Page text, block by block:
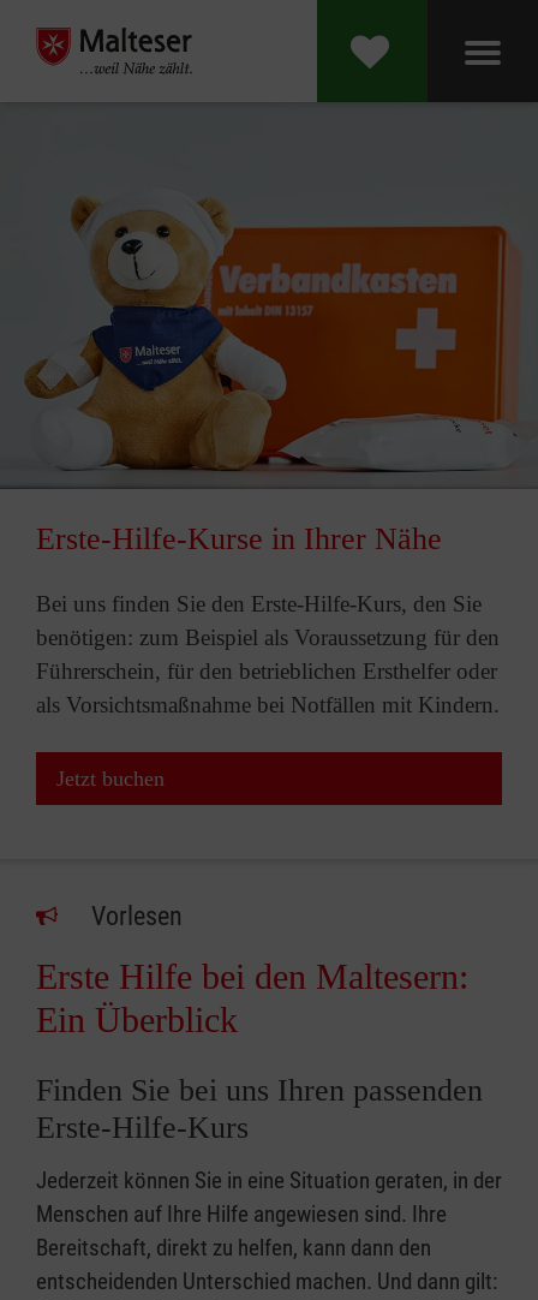
Erste-Hilfe-Kurse in Ihrer Nähe
Bei uns finden Sie den Erste-Hilfe-Kurs, den Sie
benötigen: zum Beispiel als Voraussetzung für den
Führerschein, für den betrieblichen Ersthelfer oder
als Vorsichtsmaßnahme bei Notfällen mit Kindern.
Jetzt buchen
Vorlesen
Erste Hilfe bei den Maltesern:
Ein Überblick
Finden Sie bei uns Ihren passenden
Erste-Hilfe-Kurs
Jederzeit können Sie in eine Situation geraten, in der
Menschen auf Ihre Hilfe angewiesen sind. Ihre
Bereitschaft, direkt zu helfen, kann dann den
entscheidenden Unterschied machen. Und dann gilt: